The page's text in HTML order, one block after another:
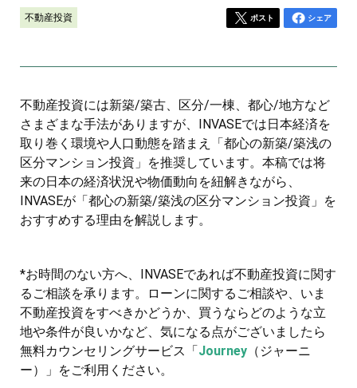
不動産投資 ポスト シェア
不動産投資には新築/築古、区分/一棟、都心/地方など
さまざまな手法がありますが、INVASEでは日本経済を
取り巻く環境や人口動態を踏まえ「都心の新築/築浅の
区分マンション投資」を推奨しています。本稿では将
来の日本の経済状況や物価動向を紐解きながら、
INVASEが「都心の新築/築浅の区分マンション投資」を
おすすめする理由を解説します。
*お時間のない方へ、INVASEであれば不動産投資に関す
るご相談を承ります。ローンに関するご相談や、いま
不動産投資をすべきかどうか、買うならどのような立
地や条件が良いかなど、気になる点がございましたら
無料カウンセリングサービス「Journey （ジャーニ
ー）」をご利用ください。